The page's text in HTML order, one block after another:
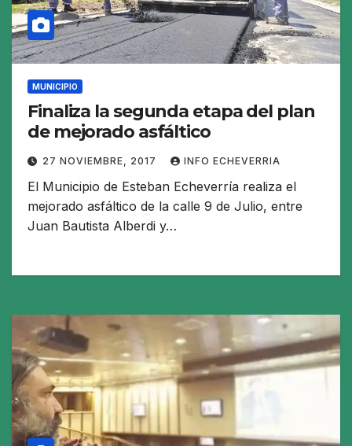
MUNICIPIO
Finaliza la segunda etapa del plan
de mejorado asfáltico
27 NOVIEMBRE, 2017 INFO ECHEVERRIA
El Municipio de Esteban Echeverría realiza el
mejorado asfáltico de la calle 9 de Julio, entre
Juan Bautista Alberdi y…